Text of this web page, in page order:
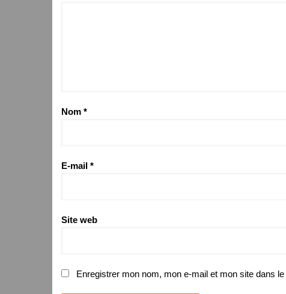
Nom *
E-mail *
Site web
Enregistrer mon nom, mon e-mail et mon site dans